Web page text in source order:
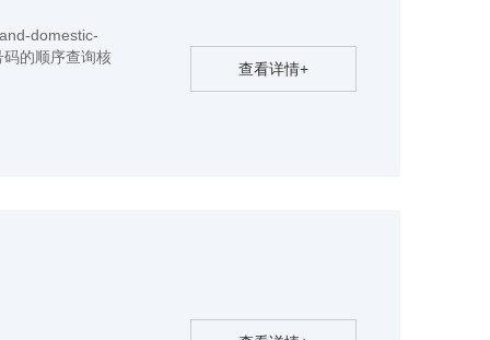
domestic-
的顺序查询核
查看详情+